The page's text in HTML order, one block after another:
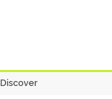
Discover